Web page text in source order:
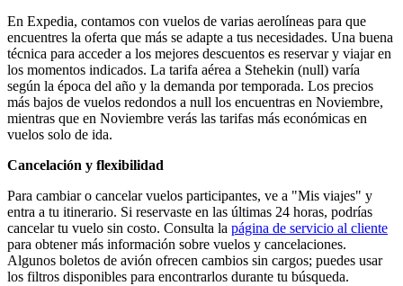
En Expedia, contamos con vuelos de varias aerolíneas para que
encuentres la oferta que más se adapte a tus necesidades. Una buena
técnica para acceder a los mejores descuentos es reservar y viajar en
los momentos indicados. La tarifa aérea a Stehekin (null) varía
según la época del año y la demanda por temporada. Los precios
más bajos de vuelos redondos a null los encuentras en Noviembre,
mientras que en Noviembre verás las tarifas más económicas en
vuelos solo de ida.
Cancelación y flexibilidad
Para cambiar o cancelar vuelos participantes, ve a "Mis viajes" y
entra a tu itinerario. Si reservaste en las últimas 24 horas, podrías
cancelar tu vuelo sin costo. Consulta la página de servicio al cliente
para obtener más información sobre vuelos y cancelaciones.
Algunos boletos de avión ofrecen cambios sin cargos; puedes usar
los filtros disponibles para encontrarlos durante tu búsqueda.